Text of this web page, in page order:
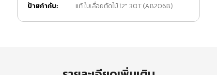
ป้ายกำกับ: แท้ ใบเลื่อยตัดไม้ 12" 30T (A82068)